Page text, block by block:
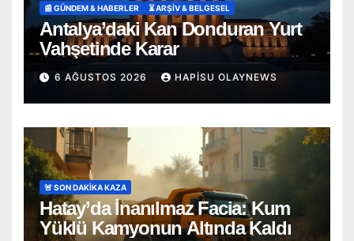
📰 GÜNDEM & HABERLER ⏳ ARŞİV & BELGESEL
Antalya’daki Kan Donduran Yurt
Vahşetinde Karar
6 AĞUSTOS 2026 HAPISU OLAYNEWS
🚨 SON DAKİKA KAZA
Hatay’da İnanılmaz Facia: Kum
Yüklü Kamyonun Altında Kaldı